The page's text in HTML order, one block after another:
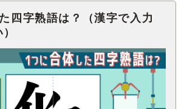
四字熟語は？（漢字で入力